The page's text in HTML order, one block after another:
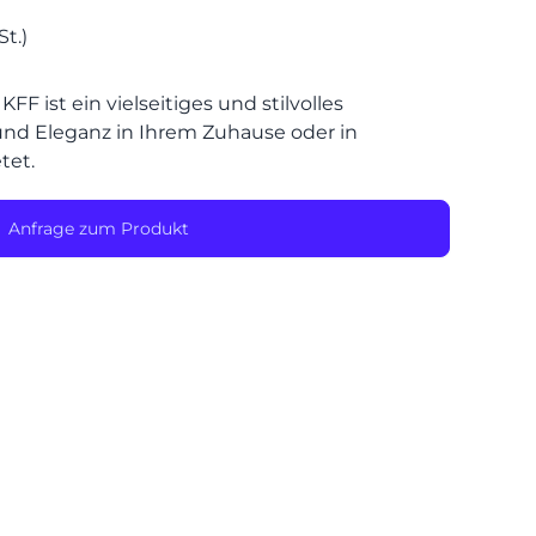
ist ein vielseitiges und stilvolles
Eleganz in Ihrem Zuhause oder in
Anfrage zum Produkt